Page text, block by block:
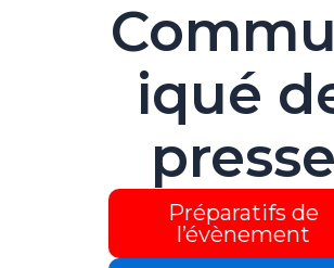
iqué
presse
Préparatifs de
l’évènement